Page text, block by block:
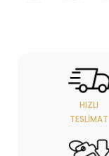
HIZLI
TESLIMAT